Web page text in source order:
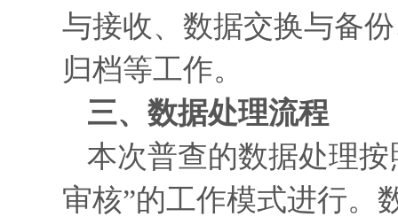
与接收、数据交换与备
归档等工作。
三、数据处理流程
本次普查的数据处理
审核”的工作模式进行。